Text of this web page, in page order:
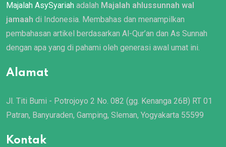
Majalah AsySyariah adalah Majalah ahlussunnah wal
jamaah di Indonesia. Membahas dan menampilkan
pembahasan artikel berdasarkan Al-Qur’an dan As Sunnah
dengan apa yang di pahami oleh generasi awal umat ini.
Alamat
Jl. Titi Bumi - Potrojoyo 2 No. 082 (gg. Kenanga 26B) RT 01
Patran, Banyuraden, Gamping, Sleman, Yogyakarta 55599
Kontak